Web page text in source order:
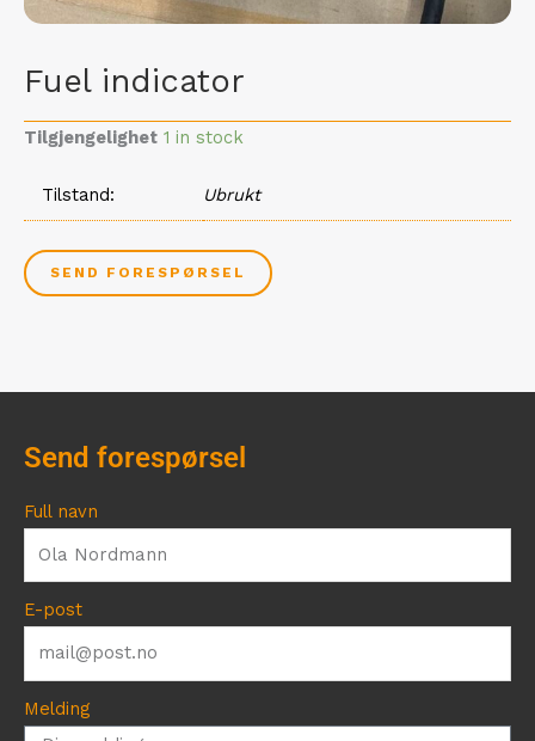
Fuel indicator
Tilgjengelighet 1 in stock
Tilstand Ubrukt
SEND FORESPØRSEL
Send forespørsel
Full navn
E-post
Melding